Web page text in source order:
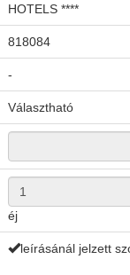
HOTELS ****
818084
-
Választható
éj
leírásánál jelzett